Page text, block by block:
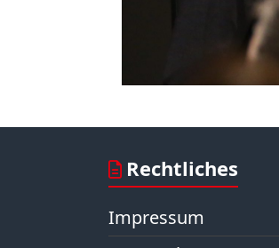
Rechtliches
Impressum